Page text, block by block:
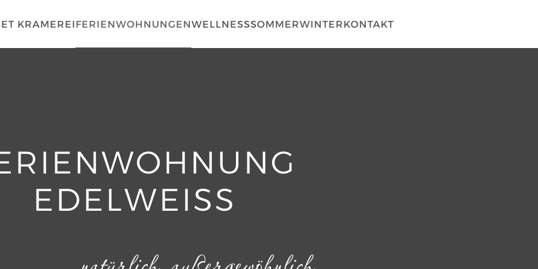
KRAMEREIFERIENWOHNUNGENWELLNESSSOMMERWINTERKONTAKT
EDELWEISS